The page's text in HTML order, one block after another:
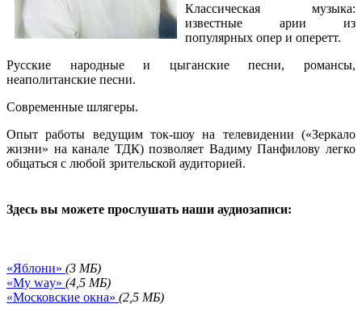
Классическая музыка:
известные арии из
популярных опер и оперетт.
Русские народные и цыганские песни, романсы,
неаполитанские песни.
Современные шлягеры.
Опыт работы ведущим ток-шоу на телевидении («Зеркало
жизни» на канале ТДК) позволяет Вадиму Панфилову легко
общаться с любой зрительской аудиторией.
Здесь вы можете прослушать наши аудиозаписи:
«Яблони» (3 МБ)
«My way» (4,5 МБ)
«Московские окна» (2,5 МБ)